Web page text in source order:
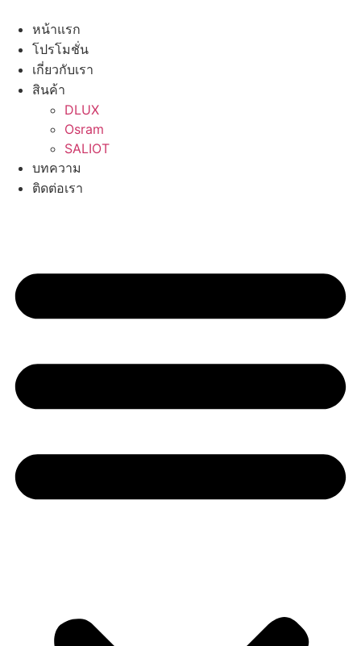
content
หน้าแรก
โปรโมชั่น
เกี่ยวกับเรา
สินค้า
DLUX
Osram
SALIOT
บทความ
ติดต่อเรา